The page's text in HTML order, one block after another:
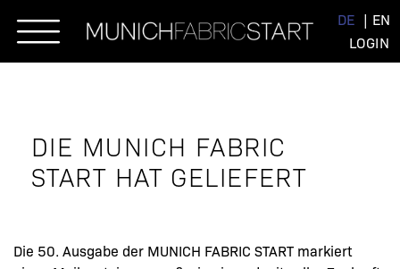
DE
EN
LOGIN
DIE MUNICH FABRIC
START HAT GELIEFERT
Die 50. Ausgabe der MUNICH FABRIC START markiert